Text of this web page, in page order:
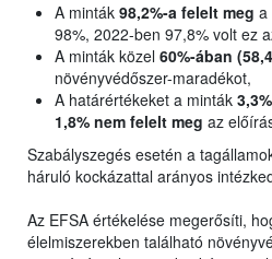
A minták 98,2%-a felelt meg a
98%, 2022-ben 97,8% volt ez
A minták közel 60%-ában
növényvédőszer-maradékot,
A határértékeket a minták
1,8% nem felelt meg az
Szabályszegés esetén a
háruló kockázattal arányos
Az EFSA értékelése megerősíti,
élelmiszerekben található